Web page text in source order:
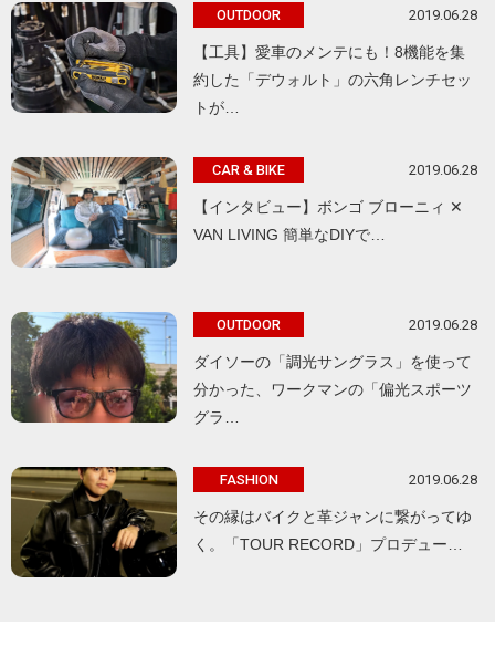
OUTDOOR 2019.06.28
【工具】愛車のメンテにも！8機能を集
約した「デウォルト」の六角レンチセッ
トが…
CAR & BIKE 2019.06.28
【インタビュー】ボンゴ ブローニィ ✕
VAN LIVING 簡単なDIYで…
OUTDOOR 2019.06.28
ダイソーの「調光サングラス」を使って
分かった、ワークマンの「偏光スポーツ
グラ…
FASHION 2019.06.28
その縁はバイクと革ジャンに繋がってゆ
く。「TOUR RECORD」プロデュー…